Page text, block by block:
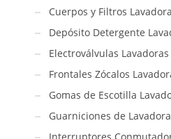
Cuerpos y Filtros
Depósito Detergente
Electroválvulas
Frontales Zócalos
Gomas de Escotilla
Guarniciones de